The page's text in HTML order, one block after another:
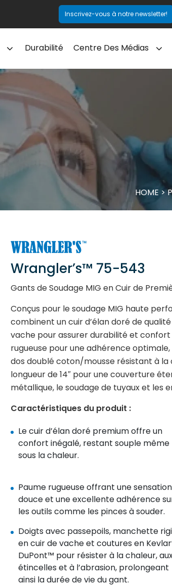
Inscrivez-vous à notre newsletter!
Durabilité Centre Des Médias
HOME >
Wrangler’s™ 75-543
Gants de Soudage MIG en Cuir de
Conçus pour le soudage MIG haute
combinent un cuir d’élan doré de
vache pour assurer durabilité et confort
rugueuse pour une adhérence
dos doublé coton/mousse résistant à
longueur de 14″ pour une couverture
métallique, le soudage de tuyaux et les
Caractéristiques du produit :
Le cuir d’élan doré premium offre un
confort inégalé, restant souple même
sous la chaleur.
Paume rugueuse offrant une sensation
douce et une excellente adhérence
les outils comme les pinces à souder.
Doigts avec passepoils, manchette
en cuir de vache et coutures en
DuPont™ pour résister à la chaleur,
étincelles et à l’abrasion, prolongeant
ainsi la durée de vie du gant.